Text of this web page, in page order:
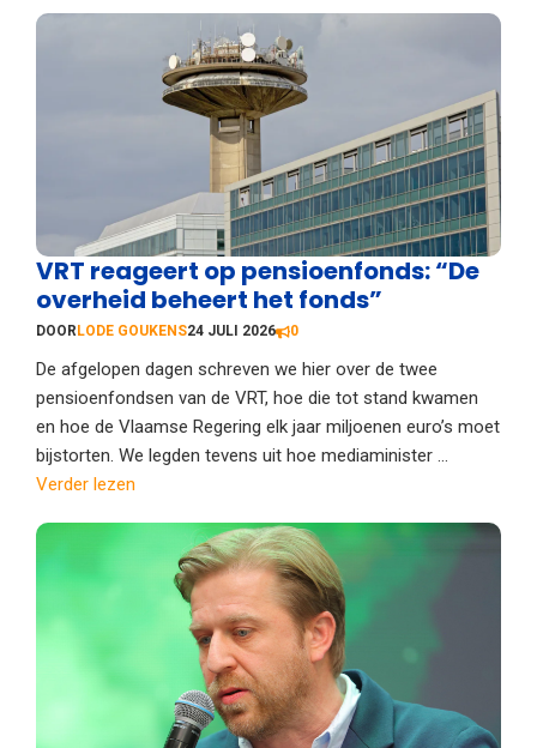
VRT reageert op pensioenfonds: “De
overheid beheert het fonds”
DOOR LODE GOUKENS24 JULI 2026 0
De afgelopen dagen schreven we hier over de twee
pensioenfondsen van de VRT, hoe die tot stand kwamen
en hoe de Vlaamse Regering elk jaar miljoenen euro’s moet
bijstorten. We legden tevens uit hoe mediaminister ...
Verder lezen